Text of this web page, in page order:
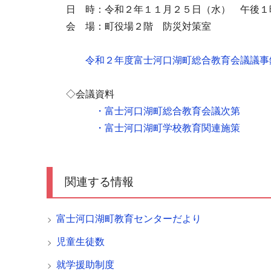
日 時：令和２年１１月２５日（水） 午後１
会 場：町役場２階 防災対策室
令和２年度富士河口湖町総合教育会議議事
◇会議資料
・富士河口湖町総合教育会議次第
・富士河口湖町学校教育関連施策
関連する情報
富士河口湖町教育センターだより
児童生徒数
就学援助制度